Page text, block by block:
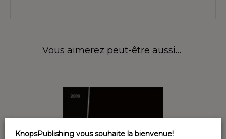
Vous aimerez peut-être aussi…
KnopsPublishing vous souhaite la bienvenue!